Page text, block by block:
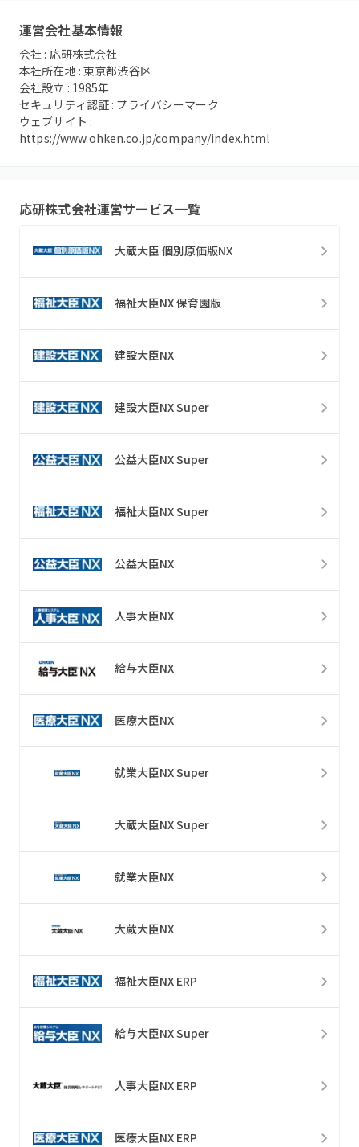
運営会社基本情報
会社 : 応研株式会社
本社所在地 :東京都渋谷区
会社設立 : 1985年
セキュリティ認証 : プライバシーマーク
ウェブサイト :
https://www.ohken.co.jp/company/index.html
応研株式会社運営サービス一覧
大蔵大臣 個別原価版NX
福祉大臣NX 保育園版
建設大臣NX
建設大臣NX Super
公益大臣NX Super
福祉大臣NX Super
公益大臣NX
人事大臣NX
給与大臣NX
医療大臣NX
就業大臣NX Super
大蔵大臣NX Super
就業大臣NX
大蔵大臣NX
福祉大臣NX ERP
給与大臣NX Super
人事大臣NX ERP
医療大臣NX ERP